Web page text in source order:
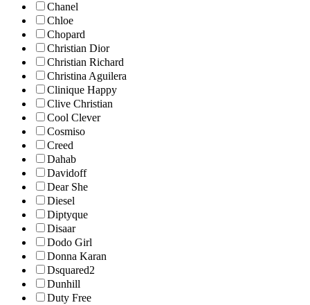
Chanel
Chloe
Chopard
Christian Dior
Christian Richard
Christina Aguilera
Clinique Happy
Clive Christian
Cool Clever
Cosmiso
Creed
Dahab
Davidoff
Dear She
Diesel
Diptyque
Disaar
Dodo Girl
Donna Karan
Dsquared2
Dunhill
Duty Free